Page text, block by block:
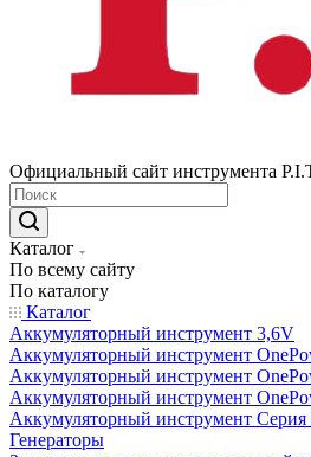
Официальный сайт инструмента
Каталог
По всему сайту
По каталогу
Каталог
Аккумуляторный инструмент 3,6V
Аккумуляторный инструмент
Аккумуляторный инструмент
Аккумуляторный инструмент
Аккумуляторный инструмент Серия
Генераторы